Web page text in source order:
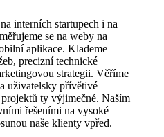
interních startupech i na
se na weby na
aplikace. Klademe
precizní technické
strategii. Věříme
uživatelsky přívětivé
ty výjimečné. Naším
řešeními na vysoké
naše klienty vpřed.